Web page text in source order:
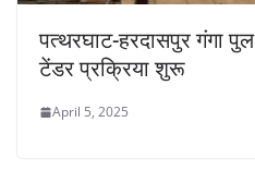
पत्थरघाट-हरदासपुर गंगा
टेंडर प्रक्रिया शुरू
April 5, 2025